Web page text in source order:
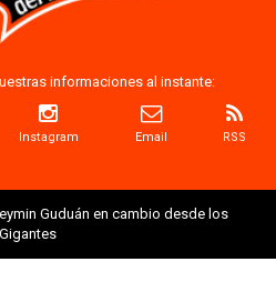
informaciones al instante:
Instagram Email RSS
Guduán en cambio desde los
Gigantes